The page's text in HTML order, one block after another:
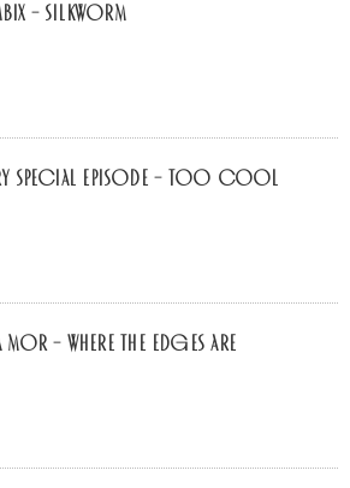
– Silkworm
Special Episode – Too Cool
Mor – Where The Edges Are